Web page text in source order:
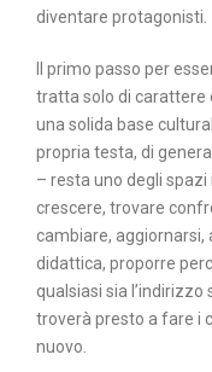
diventare protagonisti.
Il primo passo per
tratta solo di carattere
una solida base
propria testa, di
– resta uno degli
crescere, trovare
cambiare, aggiornarsi,
didattica, proporre
qualsiasi sia
troverà presto a fare i
nuovo.